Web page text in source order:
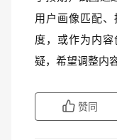
用户画像匹配
度，或作为内
疑，希望调整内
赞同